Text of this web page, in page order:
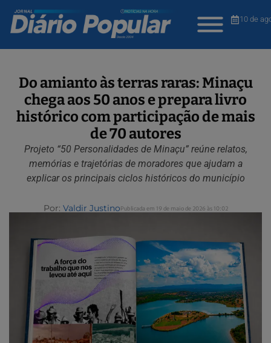
10 de
Do amianto às terras raras: Minaçu
chega aos 50 anos e prepara livro
histórico com participação de mais
de 70 autores
Projeto “50 Personalidades de Minaçu” reúne relatos,
memórias e trajetórias de moradores que ajudam a
explicar os principais ciclos históricos do município
Por: Valdir JustinoPublicada em 19 de maio de 2026 às 10:02